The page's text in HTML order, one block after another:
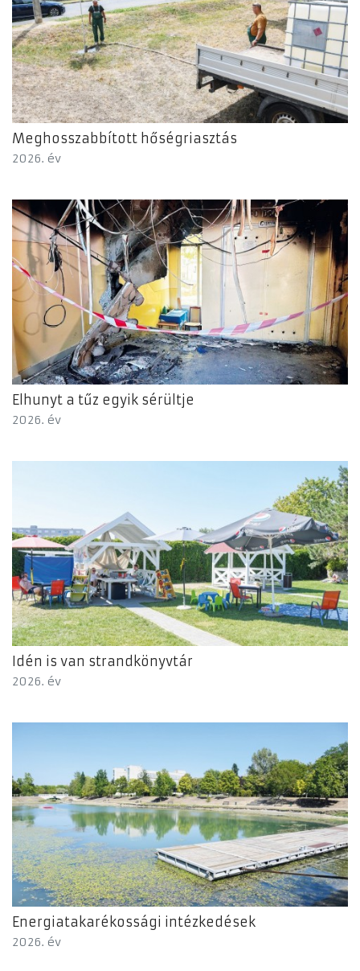
Meghosszabbított hőségriasztás
2026. év
Elhunyt a tűz egyik sérültje
2026. év
Idén is van strandkönyvtár
2026. év
Energiatakarékossági intézkedések
2026. év